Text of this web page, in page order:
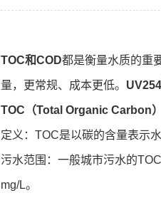
TOC和COD都是衡量水质的重
量，更常规、成本更低。
TOC（Total Organic Carbon
定义：TOC是以碳的含量表示
污水范围：一般城市污水的
mg/L。